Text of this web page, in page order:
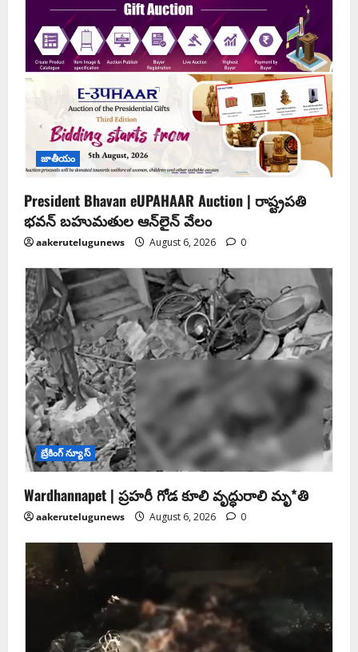
జాతీయం
President Bhavan eUPAHAAR Auction | రాష్ట్రపతి
భవన్ బహుమతుల ఆన్‌లైన్ వేలం
aakerutelugunews August 6, 2026 0
బ్రేకింగ్ న్యూస్
Wardhannapet | ప్రహరీ గోడ కూలి వృద్ధురాలి మృ*తి
aakerutelugunews August 6, 2026 0